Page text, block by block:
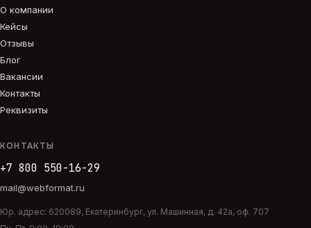
О компании
Кейсы
Отзывы
Блог
Вакансии
Контакты
Реквизиты
КОНТАКТЫ
+7 800 550-16-29
mail@webformat.ru
Юр. адрес: 620089, Екатеринбург, ул. Машинная, д. 42а, оф. 707